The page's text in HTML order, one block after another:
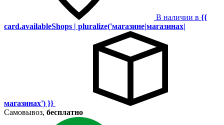
В наличии в {{
card.availableShops | pluralize('магазине|магазинах|
магазинах') }}
Самовывоз, бесплатно